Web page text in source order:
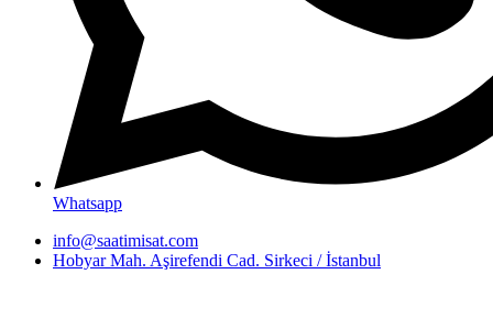
Whatsapp
info@saatimisat.com
Hobyar Mah. Aşirefendi Cad. Sirkeci / İstanbul